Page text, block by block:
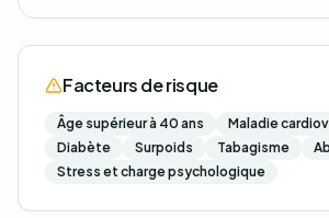
Facteurs de risque
Âge supérieur à 40 ans
Maladie
Diabète
Surpoids Tabagisme
Stress et charge psychologique